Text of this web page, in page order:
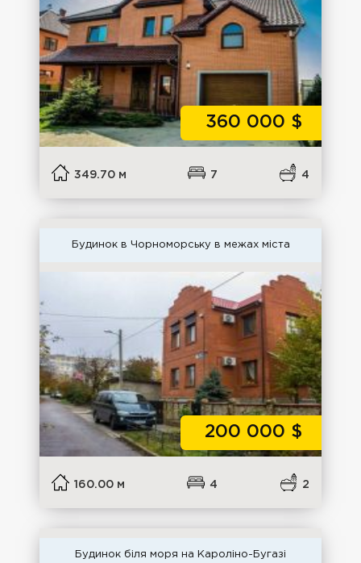
360 000 $
349.70 м 7 4
Будинок в Чорноморську в межах міста
200 000 $
160.00 м 4 2
Будинок біля моря на Кароліно-Бугазі